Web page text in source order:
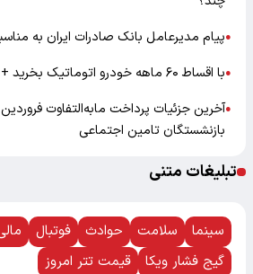
●پیام مدیرعامل بانک صادرات ایران به
●با اقساط ۶۰ ماهه خودرو اتوماتیک بخرید + جدول
●آخرین جزئیات پرداخت مابه‌التفاوت
بازنشستگان تامین اجتماعی
تبلیغات متنی
سینما سلامت حوادث فوتبال
گیج فشار ویکا
قیمت تتر امروز